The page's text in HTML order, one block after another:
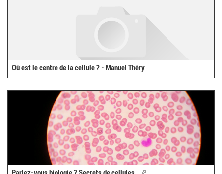
Où est le centre de la cellule ? - Manuel Théry